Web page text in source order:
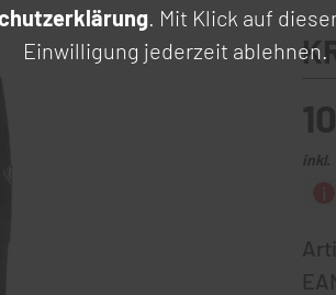
inkl.
. Mit Klick auf
Einwilligung jederzeit ablehnen.